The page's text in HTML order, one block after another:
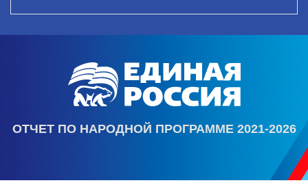
ОТЧЕТ ПО НАРОДНОЙ ПРОГРАММЕ 2021-2026